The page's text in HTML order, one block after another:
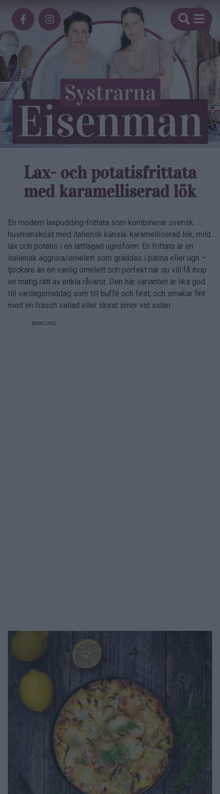
Lax- och potatisfrittata
med karamelliserad lök
En modern laxpudding-frittata som kombinerar svensk
husmanskost med italiensk känsla: karamelliserad lök, mild
lax och potatis i en lättlagad ugnsform. En frittata är en
italiensk äggröra/omelett som gräddas i panna eller ugn –
tjockare än en vanlig omelett och perfekt när du vill få ihop
en matig rätt av enkla råvaror. Den här varianten är lika god
till vardagsmiddag som till buffé och fest, och smakar fint
med en fräsch sallad eller skirat smör vid sidan.